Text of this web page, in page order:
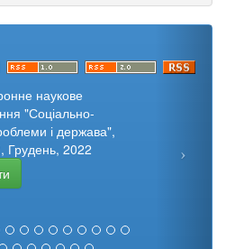
наукове
"Соціально-
і держава",
Грудень, 2022